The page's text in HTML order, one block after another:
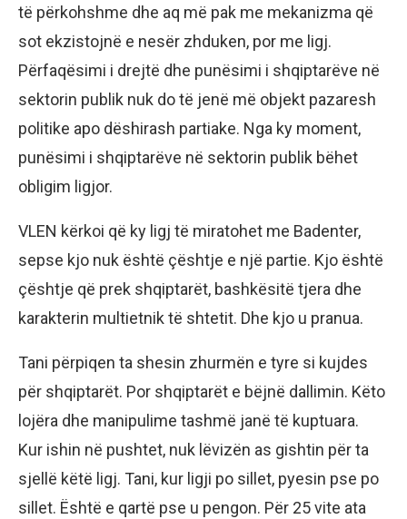
të përkohshme dhe aq më pak me mekanizma që
sot ekzistojnë e nesër zhduken, por me ligj.
Përfaqësimi i drejtë dhe punësimi i shqiptarëve në
sektorin publik nuk do të jenë më objekt pazaresh
politike apo dëshirash partiake. Nga ky moment,
punësimi i shqiptarëve në sektorin publik bëhet
obligim ligjor.
VLEN kërkoi që ky ligj të miratohet me Badenter,
sepse kjo nuk është çështje e një partie. Kjo është
çështje që prek shqiptarët, bashkësitë tjera dhe
karakterin multietnik të shtetit. Dhe kjo u pranua.
Tani përpiqen ta shesin zhurmën e tyre si kujdes
për shqiptarët. Por shqiptarët e bëjnë dallimin. Këto
lojëra dhe manipulime tashmë janë të kuptuara.
Kur ishin në pushtet, nuk lëvizën as gishtin për ta
sjellë këtë ligj. Tani, kur ligji po sillet, pyesin pse po
sillet. Është e qartë pse u pengon. Për 25 vite ata